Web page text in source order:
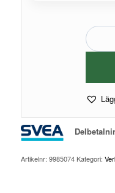
Artikelnr: 9985074 Kategori: